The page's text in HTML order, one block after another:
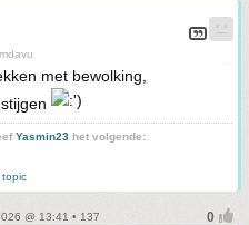
met bewolking,
Yasmin23 het volgende:
topic
@ 13:41 • 137